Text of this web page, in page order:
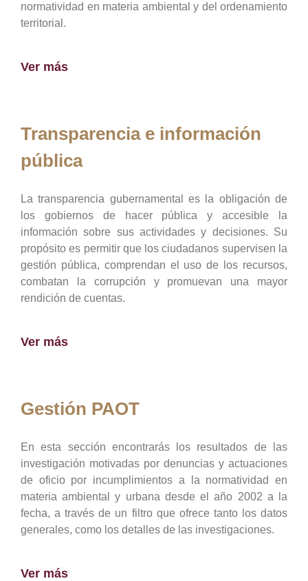
normatividad en materia ambiental y del ordenamiento
territorial.
Ver más
Transparencia e información
pública
La transparencia gubernamental es la obligación de
los gobiernos de hacer pública y accesible la
información sobre sus actividades y decisiones. Su
propósito es permitir que los ciudadanos supervisen la
gestión pública, comprendan el uso de los recursos,
combatan la corrupción y promuevan una mayor
rendición de cuentas.
Ver más
Gestión PAOT
En esta sección encontrarás los resultados de las
investigación motivadas por denuncias y actuaciones
de oficio por incumplimientos a la normatividad en
materia ambiental y urbana desde el año 2002 a la
fecha, a través de un filtro que ofrece tanto los datos
generales, como los detalles de las investigaciones.
Ver más